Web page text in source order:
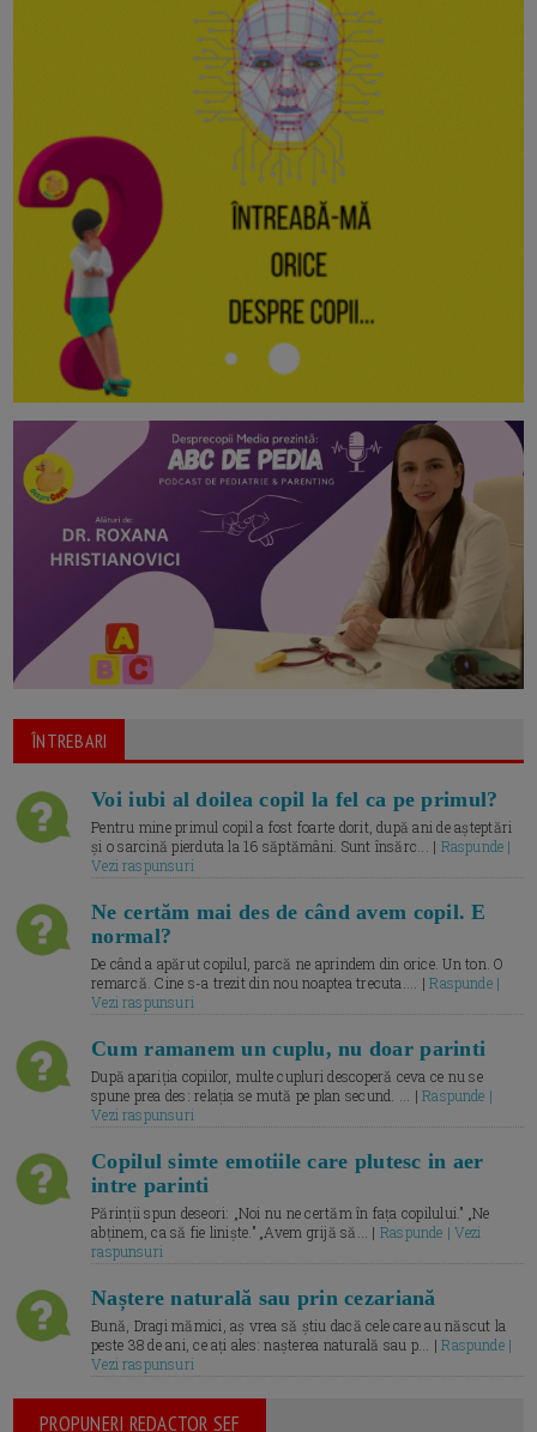
ÎNTREBARI
Voi iubi al doilea copil la fel ca pe primul?
Pentru mine primul copil a fost foarte dorit, după ani de așteptări
și o sarcină pierduta la 16 săptămâni. Sunt însărc... | Raspunde |
Vezi raspunsuri
Ne certăm mai des de când avem copil. E
normal?
De când a apărut copilul, parcă ne aprindem din orice. Un ton. O
remarcă. Cine s-a trezit din nou noaptea trecuta.... |Raspunde |
Vezi raspunsuri
Cum ramanem un cuplu, nu doar parinti
După apariția copiilor, multe cupluri descoperă ceva ce nu se
spune prea des: relația se mută pe plan secund. ... |Raspunde |
Vezi raspunsuri
Copilul simte emotiile care plutesc in aer
intre parinti
Părinții spun deseori: „Noi nu ne certăm în fața copilului.” „Ne
abținem, ca să fie liniște.” „Avem grijă să... | Raspunde | Vezi
raspunsuri
Naștere naturală sau prin cezariană
Bună, Dragi mămici, aș vrea să știu dacă cele care au născut la
peste 38 de ani, ce ați ales: nașterea naturală sau p... |Raspunde |
Vezi raspunsuri
PROPUNERI REDACTOR SEF